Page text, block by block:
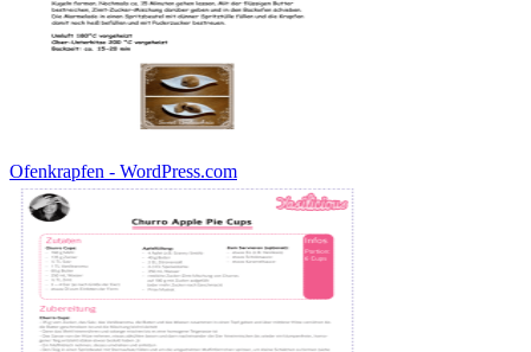
Ofenkrapfen - WordPress.com